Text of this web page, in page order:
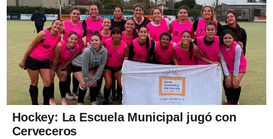
Hockey: La Escuela Municipal jugó con
Cerveceros